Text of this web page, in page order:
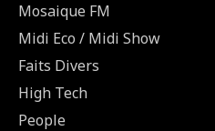
Mosaique FM
Midi Eco / Midi Show
Faits Divers
High Tech
People